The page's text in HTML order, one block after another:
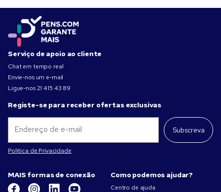
Serviço de apoio ao cliente
Chat em tempo real
Envie-nos um e-mail
Ligue-nos 21 415 43 89
Registe-se para receber ofertas exclusivas
Subscreva
Politica de Privacidade
MAIS formas de conexão Como podemos ajudar?
Centro de ajuda